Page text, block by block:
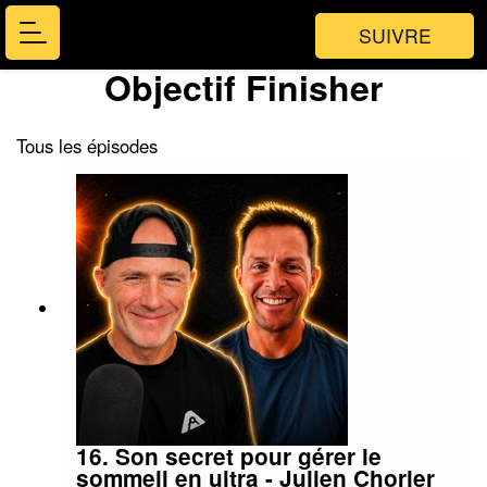
SUIVRE
Objectif Finisher
Tous les épisodes
16. Son secret pour gérer le
sommeil en ultra - Julien Chorier